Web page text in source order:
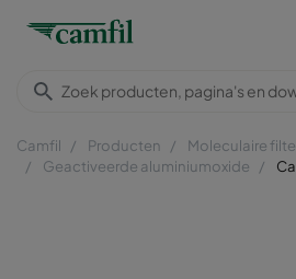
Camfil Producten Moleculaire
Geactiveerde aluminiumoxide